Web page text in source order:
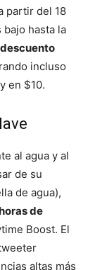
partir del 18
hasta la
incluso
en $10.
al agua y al
de su
de agua),
de
Boost. El
altas más